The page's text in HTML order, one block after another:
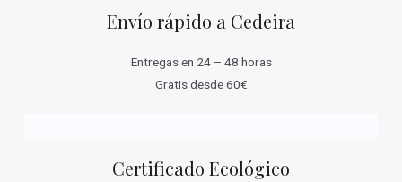
Envío rápido a Cedeira
Entregas en 24 – 48 horas
Gratis desde 60€
Certificado Ecológico